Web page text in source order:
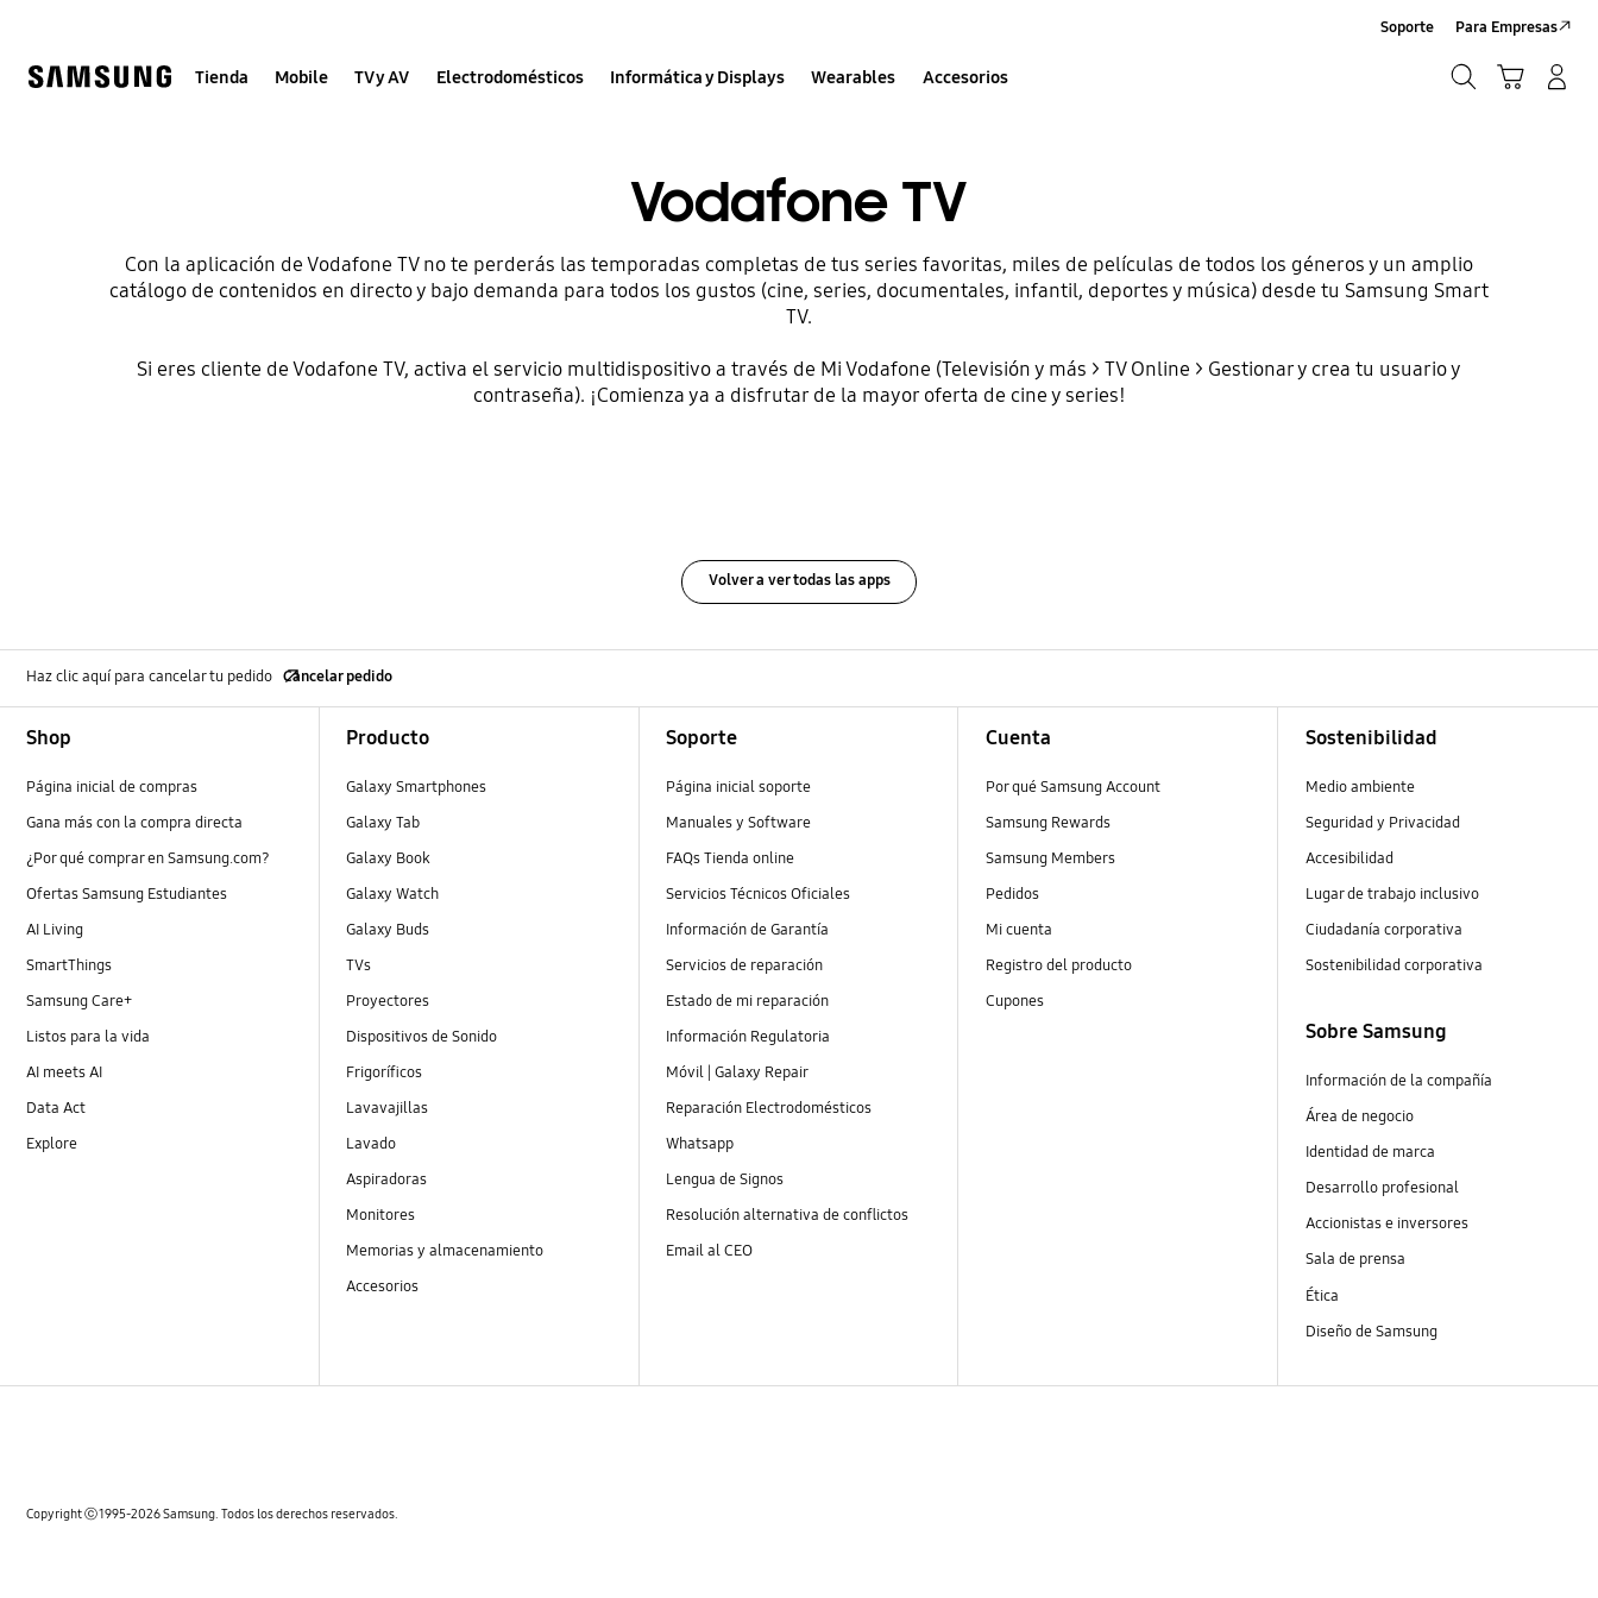
Tienda Mobile TV y AV Electrodomésticos Informática y Displays Wearables Accesorios
Soporte Para Empresas
Vodafone TV
Con la aplicación de Vodafone TV no te perderás las temporadas completas de tus series favoritas, miles de películas de todos los géneros y un amplio
catálogo de contenidos en directo y bajo demanda para todos los gustos (cine, series, documentales, infantil, deportes y música) desde tu Samsung Smart
TV.
Si eres cliente de Vodafone TV, activa el servicio multidispositivo a través de Mi Vodafone (Televisión y más > TV Online > Gestionar y crea tu usuario y
contraseña). ¡Comienza ya a disfrutar de la mayor oferta de cine y series!
Volver a ver todas las apps
Haz clic aquí para cancelar tu pedido Cancelar pedido
Shop
Página inicial de compras
Gana más con la compra directa
¿Por qué comprar en Samsung.com?
Ofertas Samsung Estudiantes
AI Living
SmartThings
Samsung Care+
Listos para la vida
AI meets AI
Data Act
Explore
Producto
Galaxy Smartphones
Galaxy Tab
Galaxy Book
Galaxy Watch
Galaxy Buds
TVs
Proyectores
Dispositivos de Sonido
Frigoríficos
Lavavajillas
Lavado
Aspiradoras
Monitores
Memorias y almacenamiento
Accesorios
Soporte
Página inicial soporte
Manuales y Software
FAQs Tienda online
Servicios Técnicos Oficiales
Información de Garantía
Servicios de reparación
Estado de mi reparación
Información Regulatoria
Móvil | Galaxy Repair
Reparación Electrodomésticos
Whatsapp
Lengua de Signos
Resolución alternativa de conflictos
Email al CEO
Cuenta
Por qué Samsung Account
Samsung Rewards
Samsung Members
Pedidos
Mi cuenta
Registro del producto
Cupones
Sostenibilidad
Medio ambiente
Seguridad y Privacidad
Accesibilidad
Lugar de trabajo inclusivo
Ciudadanía corporativa
Sostenibilidad corporativa
Sobre Samsung
Información de la compañía
Área de negocio
Identidad de marca
Desarrollo profesional
Accionistas e inversores
Sala de prensa
Ética
Diseño de Samsung
Copyright ⓒ 1995-2026 Samsung. Todos los derechos reservados.